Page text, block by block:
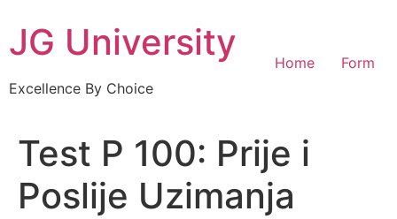
content
JG University
Excellence By Choice
Home Form
Test P 100: Prije i
Poslije Uzimanja